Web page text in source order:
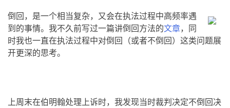
倒回，是一个相当复杂，又会在执法过程中高频率遇
到的事情。我不久前写过一篇讲倒回方法的文章，同
时我也一直在执法过程中对倒回（或者不倒回）这类问题展
开更深的思考。
上周末在伯明翰处理上诉时，我发现当时裁判决定不倒回决